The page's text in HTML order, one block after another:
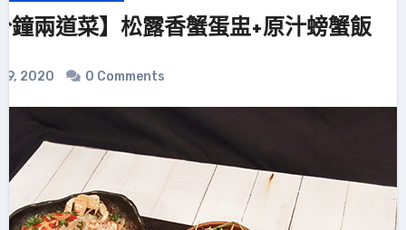
鐘兩道菜】松露香蟹蛋盅+原汁螃蟹飯
2020 0 Comments